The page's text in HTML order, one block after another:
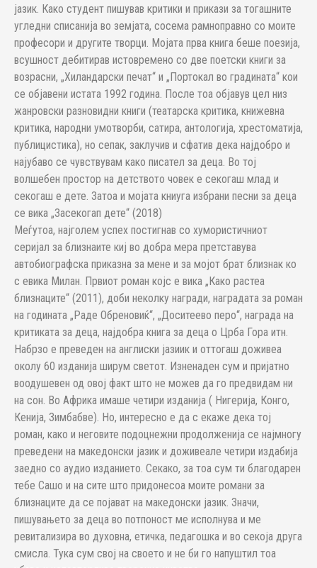
јазик. Како студент пишував критики и прикази за тогашните
угледни списанија во земјата, сосема рамноправно со моите
професори и другите творци. Мојата прва книга беше поезија,
всушност дебитирав истовремено со две поетски книги за
возрасни, „Хиландарски печат“ и „Портокал во градината“ кои
се објавени истата 1992 година. После тоа објавув цел низ
жанровски разновидни книги (театарска критика, книжевна
критика, народни умотворби, сатира, антологија, хрестоматија,
публицистика), но сепак, заклучив и сфатив дека најдобро и
најубаво се чувствувам како писател за деца. Во тој
волшебен простор на детството човек е секогаш млад и
секогаш е дете. Затоа и мојата книуга избрани песни за деца
се вика „Засекогап дете“ (2018)
Меѓутоа, најголем успех постигнав со хумористичниот
серијал за близнаите киј во добра мера претставува
автобиографска приказна за мене и за мојот брат близнак ко
с евика Милан. Првиот роман којс е вика „Како растеа
близнаците“ (2011), доби неколку награди, наградата за роман
на годината „Раде Обреновиќ“, „Доситеево перо“, награда на
критиката за деца, најдобра книга за деца о Црба Гора итн.
Набрзо е преведен на англиски јазиик и оттогаш доживеа
околу 60 изданија ширум светот. Изненаден сум и пријатно
воодушевен од овој факт што не можев да го предвидам ни
на сон. Во Африка имаше четири изданија ( Нигерија, Конго,
Кенија, Зимбабве). Но, интересно е да с екаже дека тој
роман, како и неговите подоцнежни продолженија се најмногу
преведени на македонски јазик и доживеале четири издабија
заедно со аудио изданието. Секако, за тоа сум ти благодарен
тебе Сашо и на сите што придонесоа моите романи за
близнаците да се појават на македонски јазик. Значи,
пишувањето за деца во потпоност ме исполнува и ме
ревитализира во духовна, етичка, педагошка и во секоја друга
смисла. Тука сум свој на своето и не би го напуштил тоа